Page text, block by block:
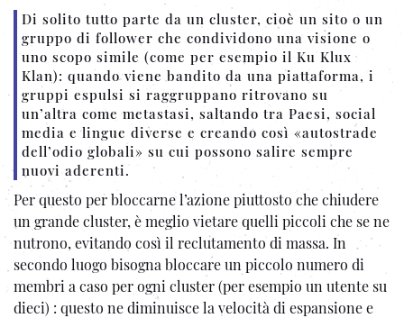
Di solito tutto parte da un cluster, cioè un sito o un
gruppo di follower che condividono una visione o
uno scopo simile (come per esempio il Ku Klux
Klan): quando viene bandito da una piattaforma, i
gruppi espulsi si raggruppano ritrovano su
un’altra come metastasi, saltando tra Paesi, social
media e lingue diverse e creando così «autostrade
dell’odio globali» su cui possono salire sempre
nuovi aderenti.
Per questo per bloccarne l’azione piuttosto che chiudere
un grande cluster, è meglio vietare quelli piccoli che se ne
nutrono, evitando così il reclutamento di massa. In
secondo luogo bisogna bloccare un piccolo numero di
membri a caso per ogni cluster (per esempio un utente su
dieci) : questo ne diminuisce la velocità di espansione e